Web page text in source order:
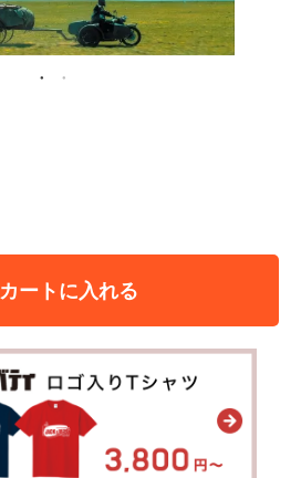
カートに入れる